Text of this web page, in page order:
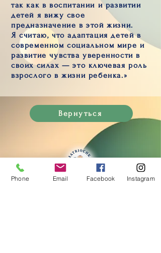
так как в воспитании и развитии
детей я вижу свое
предназначение в этой жизни.
Я считаю, что адаптация детей в
современном социальном мире и
развитие чувства уверенности в
своих силах — это ключевая роль
взрослого в жизни ребенка.»
Вернуться
Phone Email Facebook Instagram